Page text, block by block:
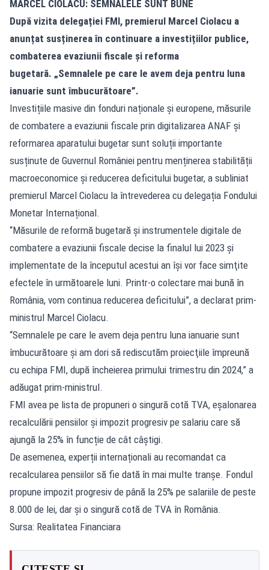
MARCEL CIOLACU: SEMNALELE SUNT BUNE
După vizita delegației FMI, premierul Marcel Ciolacu a
anunțat susținerea în continuare a investițiilor publice,
combaterea evaziunii fiscale și reforma
bugetară. „Semnalele pe care le avem deja pentru luna
ianuarie sunt îmbucurătoare”.
Investițiile masive din fonduri naționale și europene, măsurile
de combatere a evaziunii fiscale prin digitalizarea ANAF și
reformarea aparatului bugetar sunt soluții importante
susținute de Guvernul României pentru menținerea stabilității
macroeconomice și reducerea deficitului bugetar, a subliniat
premierul Marcel Ciolacu la întrevederea cu delegația Fondului
Monetar Internațional.
“Măsurile de reformă bugetară şi instrumentele digitale de
combatere a evaziunii fiscale decise la finalul lui 2023 şi
implementate de la începutul acestui an îşi vor face simţite
efectele în următoarele luni. Printr-o colectare mai bună în
România, vom continua reducerea deficitului”, a declarat prim-
ministrul Marcel Ciolacu.
“Semnalele pe care le avem deja pentru luna ianuarie sunt
îmbucurătoare şi am dori să rediscutăm proiecţiile împreună
cu echipa FMI, după încheierea primului trimestru din 2024,” a
adăugat prim-ministrul.
FMI avea pe lista de propuneri o singură cotă TVA, eșalonarea
recalculării pensiilor și impozit progresiv pe salariu care să
ajungă la 25% în funcție de cât câștigi.
De asemenea, experții internaționali au recomandat ca
recalcularea pensiilor să fie dată în mai multe tranșe. Fondul
propune impozit progresiv de până la 25% pe salariile de peste
8.000 de lei, dar și o singură cotă de TVA în România.
Sursa: Realitatea Financiara